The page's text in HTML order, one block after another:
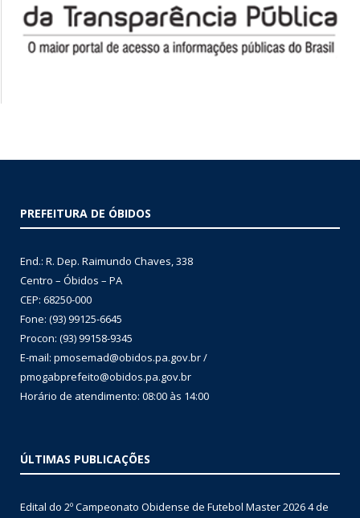
PREFEITURA DE ÓBIDOS
End.: R. Dep. Raimundo Chaves, 338
Centro – Óbidos – PA
CEP: 68250-000
Fone: (93) 99125-6645
Procon: (93) 99158-9345
E-mail: pmosemad@obidos.pa.gov.br /
pmogabprefeito@obidos.pa.gov.br
Horário de atendimento: 08:00 às 14:00
ÚLTIMAS PUBLICAÇÕES
Edital do 2º Campeonato Obidense de Futebol Master 20264 de